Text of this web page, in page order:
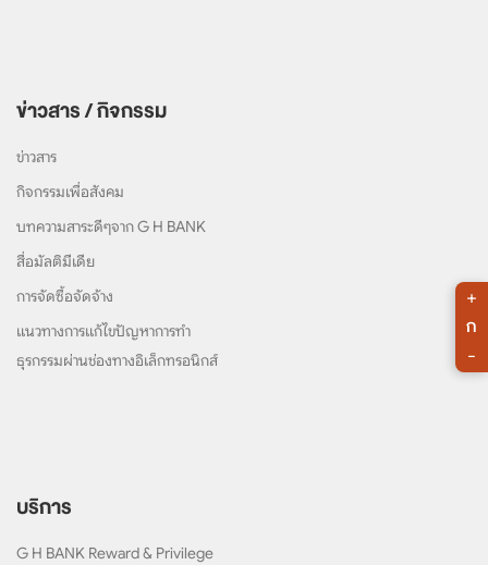
ข่าวสาร / กิจกรรม
ข่าวสาร
กิจกรรมเพื่อสังคม
บทความสาระดีๆจาก G H BANK
สื่อมัลติมีเดีย
การจัดซื้อจัดจ้าง
แนวทางการแก้ไขปัญหาการทำ
ธุรกรรมผ่านช่องทางอิเล็กทรอนิกส์
บริการ
G H BANK Reward & Privilege
+
ก
-